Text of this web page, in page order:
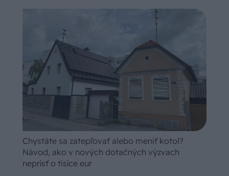
Chystáte sa zatepľovať alebo meniť kotol?
Návod, ako v nových dotačných výzvach
neprísť o tisíce eur